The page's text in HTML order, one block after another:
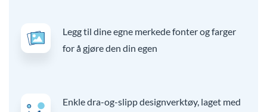
Legg til dine egne merkede fonter og farger
for å gjøre den din egen
Enkle dra-og-slipp designverktøy, laget med